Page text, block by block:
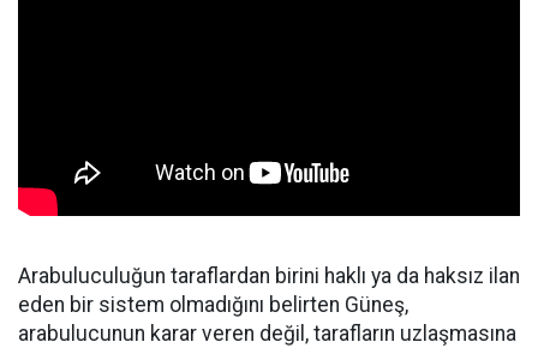
Arabuluculuğun taraflardan birini haklı ya da haksız ilan
eden bir sistem olmadığını belirten Güneş,
arabulucunun karar veren değil, tarafların uzlaşmasına